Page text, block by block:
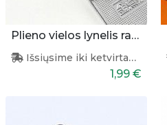
Plieno vielos lynelis raktams
Išsiųsime iki ketvirtadienio
1,99 €